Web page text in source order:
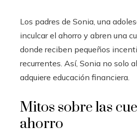
Los padres de Sonia, una
inculcar el ahorro y abren una
donde reciben pequeños
recurrentes. Así, Sonia no solo
adquiere educación financiera.
Mitos sobre las
ahorro